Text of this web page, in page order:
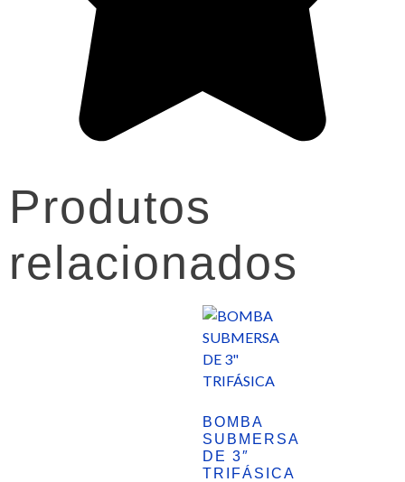
Produtos
relacionados
BOMBA
SUBMERSA
DE 3″
TRIFÁSICA